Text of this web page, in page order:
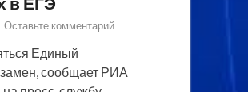
Оставьте комментарий
Единый
сообщает РИА